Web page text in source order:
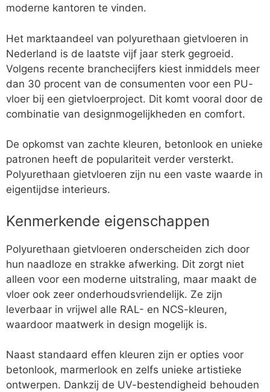
moderne kantoren te vinden.
Het marktaandeel van polyurethaan gietvloeren in
Nederland is de laatste vijf jaar sterk gegroeid.
Volgens recente branchecijfers kiest inmiddels meer
dan 30 procent van de consumenten voor een PU-
vloer bij een gietvloerproject. Dit komt vooral door de
combinatie van designmogelijkheden en comfort.
De opkomst van zachte kleuren, betonlook en unieke
patronen heeft de populariteit verder versterkt.
Polyurethaan gietvloeren zijn nu een vaste waarde in
eigentijdse interieurs.
Kenmerkende eigenschappen
Polyurethaan gietvloeren onderscheiden zich door
hun naadloze en strakke afwerking. Dit zorgt niet
alleen voor een moderne uitstraling, maar maakt de
vloer ook zeer onderhoudsvriendelijk. Ze zijn
leverbaar in vrijwel alle RAL- en NCS-kleuren,
waardoor maatwerk in design mogelijk is.
Naast standaard effen kleuren zijn er opties voor
betonlook, marmerlook en zelfs unieke artistieke
ontwerpen. Dankzij de UV-bestendigheid behouden